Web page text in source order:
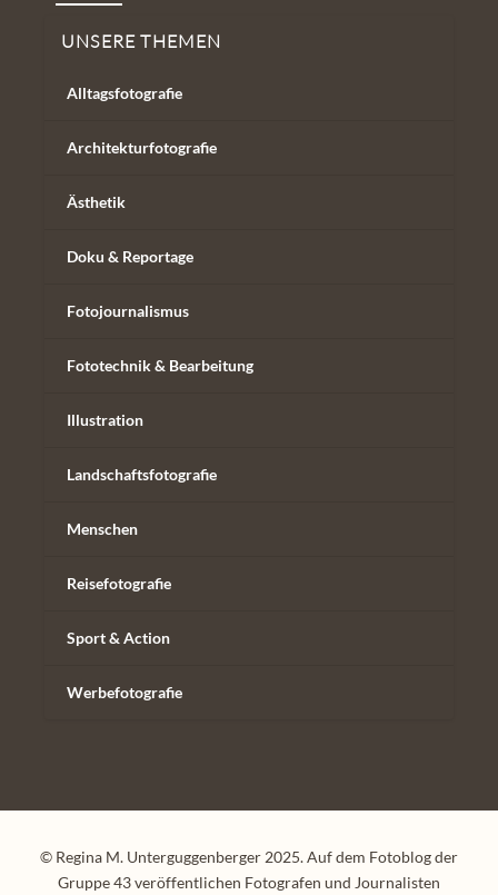
UNSERE THEMEN
Alltagsfotografie
Architekturfotografie
Ästhetik
Doku & Reportage
Fotojournalismus
Fototechnik & Bearbeitung
Illustration
Landschaftsfotografie
Menschen
Reisefotografie
Sport & Action
Werbefotografie
© Regina M. Unterguggenberger 2025. Auf dem Fotoblog der
Gruppe 43 veröffentlichen Fotografen und Journalisten